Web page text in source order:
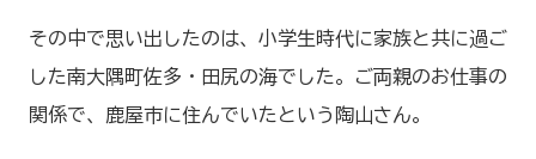
その中で思い出したのは、小学生時代に家族と共に過ご
した南大隅町佐多・田尻の海でした。ご両親のお仕事の
関係で、鹿屋市に住んでいたという陶山さん。